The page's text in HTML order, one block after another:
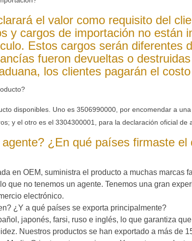
el valor como requisito del
y cargos de importación no están
Estos cargos serán diferentes
fueron devueltas o
los clientes pagarán el
disponibles. Uno es 3506990000, por encomendar a
y el otro es el 3304300001, para la declaración oficial de
¿En qué países firmaste el
en OEM, suministra el producto a muchas marcas
que no tenemos un agente. Tenemos una gran
electrónico.
¿Y a qué países se exporta principalmente?
japonés, farsi, ruso e inglés, lo que garantiza
Nuestros productos se han exportado a más de